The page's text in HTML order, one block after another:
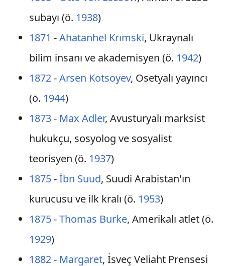
subayı (ö. 1938)
1871 -Ahatanhel Krımski, Ukraynalı
bilim insanı ve akademisyen (ö. 1942)
1872-Arsen Kotsoyev, Osetyalı yayıncı
(ö. 1944)
1873- Max Adler, Avusturyalı marksist
hukukçu, sosyolog ve sosyalist
teorisyen (ö. 1937)
1875-İbn Suud, Suudi Arabistan'ın
kurucusu ve ilk kralı (ö. 1953)
1875-Thomas Burke, Amerikalı atlet (ö.
1929)
1882- Margaret, İsveç Veliaht Prensesi